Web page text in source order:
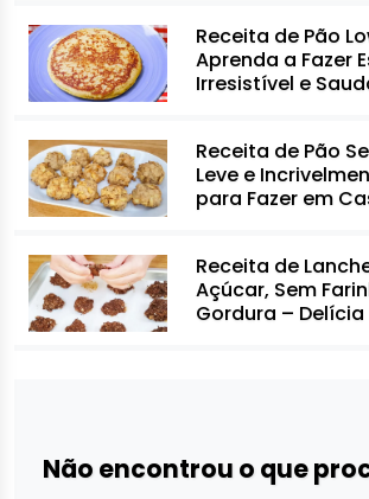
Receita de Pão
Aprenda a Fazer
Irresistível e
Receita de Pão
Leve e
para Fazer em
Receita de
Açúcar, Sem
Gordura –
Não encontrou o que